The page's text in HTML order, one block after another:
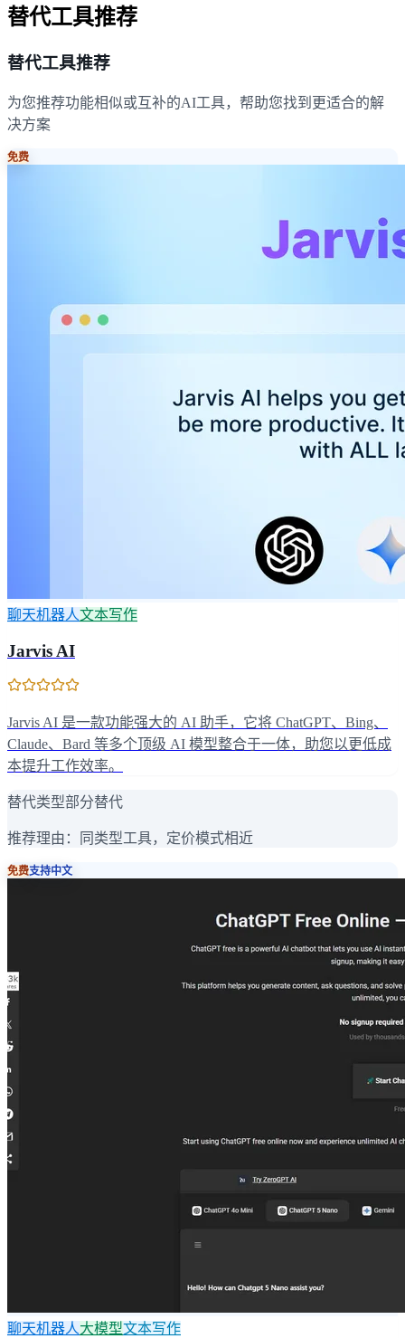
替代工具推荐
替代工具推荐
为您推荐功能相似或互补的AI工具，帮助您找到更适合的解
决方案
免费
聊天机器人文本写作
Jarvis AI
Jarvis AI 是一款功能强大的 AI 助手，它将 ChatGPT、Bing、
Claude、Bard 等多个顶级 AI 模型整合于一体，助您以更低成
本提升工作效率。
替代类型部分替代
推荐理由： 同类型工具，定价模式相近
免费支持中文
聊天机器人大模型文本写作